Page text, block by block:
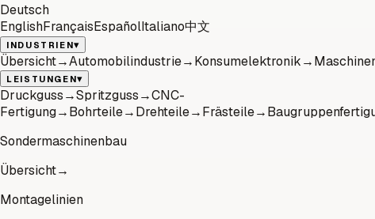
Deutsch
EnglishFrançaisEspañolItaliano中文
INDUSTRIEN▾
Übersicht→Automobilindustrie→Konsumelektronik→
LEISTUNGEN▾
Druckguss→Spritzguss→CNC-
Fertigung→Bohrteile→Drehteile→Frästeile→
Sondermaschinenbau
Übersicht→
Montagelinien